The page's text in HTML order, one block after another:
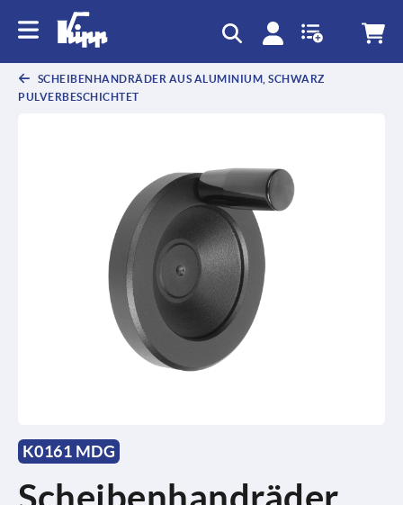
SCHEIBENHANDRÄDER AUS ALUMINIUM, SCHWARZ
PULVERBESCHICHTET
K0161 MDG